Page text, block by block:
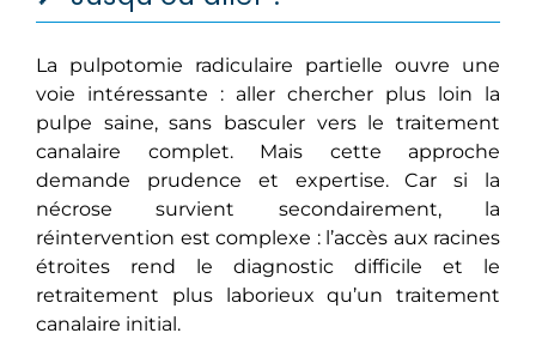
La pulpotomie radiculaire partielle ouvre une
voie intéressante : aller chercher plus loin la
pulpe saine, sans basculer vers le traitement
canalaire complet. Mais cette approche
demande prudence et expertise. Car si la
nécrose survient secondairement, la
réintervention est complexe : l’accès aux racines
étroites rend le diagnostic difficile et le
retraitement plus laborieux qu’un traitement
canalaire initial.